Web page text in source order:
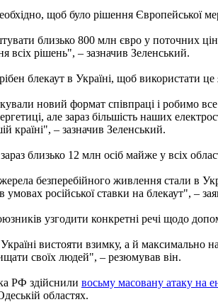
щоб було рішення Європейської
близько 800 млн євро у поточних
всіх рішень", – зазначив Зеленський.
блекаут в Україні, щоб використати
новий формат співпраці і робимо
але зараз більшість наших
країні", – зазначив Зеленський.
близько 12 млн осіб майже у всіх
безперебійного живлення стали в
умовах російської ставки на блекаут", –
узгодити конкретні речі щодо
вистояти взимку, а й максимально
своїх людей", – резюмував він.
РФ здійснили восьму масовану атаку на
областях.